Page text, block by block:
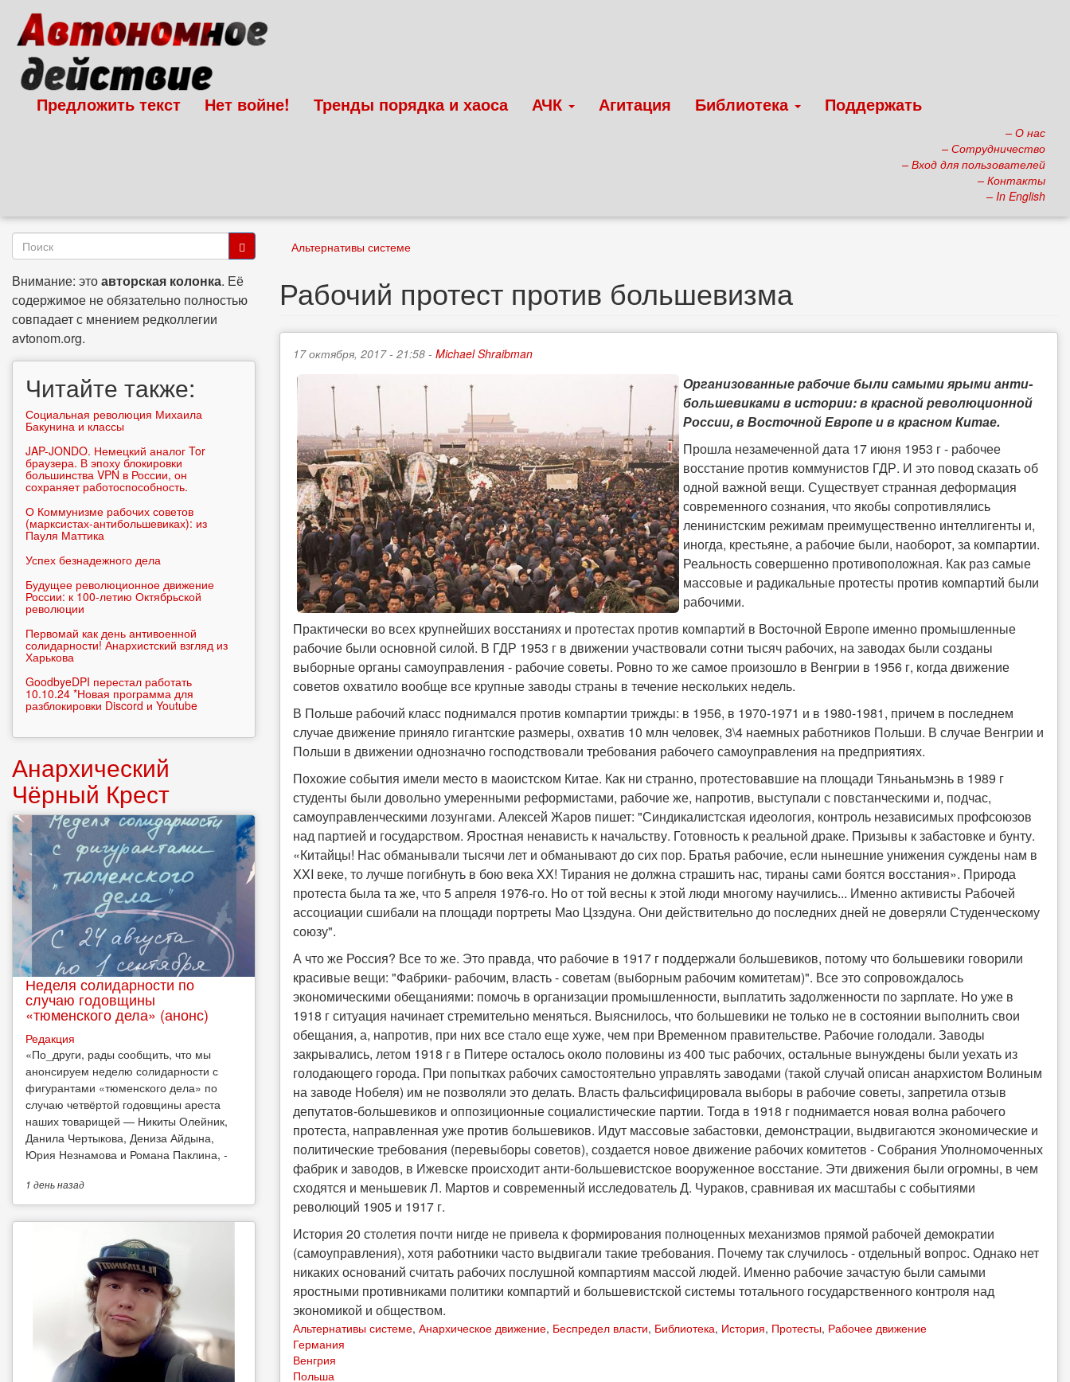
основному
содержанию
Предложить текст Нет войне! Тренды порядка и хаоса АЧК Агитация Библиотека Поддержать
– О нас
– Сотрудничество
– Вход для пользователей
– Контакты
– In English
Альтернативы системе
Рабочий протест против большевизма
17 октября, 2017 - 21:58 - Michael Shraibman
Организованные рабочие были самыми ярыми анти-
большевиками в истории: в красной революционной
России, в Восточной Европе и в красном Китае.
Прошла незамеченной дата 17 июня 1953 г - рабочее
восстание против коммунистов ГДР. И это повод сказать об
одной важной вещи. Существует странная деформация
современного сознания, что якобы сопротивлялись
ленинистским режимам преимущественно интеллигенты и,
иногда, крестьяне, а рабочие были, наоборот, за компартии.
Реальность совершенно противоположная. Как раз самые
массовые и радикальные протесты против компартий были
рабочими.
Практически во всех крупнейших восстаниях и протестах против компартий в Восточной Европе именно промышленные
рабочие были основной силой. В ГДР 1953 г в движении участвовали сотни тысяч рабочих, на заводах были созданы
выборные органы самоуправления - рабочие советы. Ровно то же самое произошло в Венгрии в 1956 г, когда движение
советов охватило вообще все крупные заводы страны в течение нескольких недель.
В Польше рабочий класс поднимался против компартии трижды: в 1956, в 1970-1971 и в 1980-1981, причем в последнем
случае движение приняло гигантские размеры, охватив 10 млн человек, 3\4 наемных работников Польши. В случае Венгрии и
Польши в движении однозначно господствовали требования рабочего самоуправления на предприятиях.
Похожие события имели место в маоистском Китае. Как ни странно, протестовавшие на площади Тяньаньмэнь в 1989 г
студенты были довольно умеренными реформистами, рабочие же, напротив, выступали с повстанческими и, подчас,
самоуправленческими лозунгами. Алексей Жаров пишет: "Синдикалистская идеология, контроль независимых профсоюзов
над партией и государством. Яростная ненависть к начальству. Готовность к реальной драке. Призывы к забастовке и бунту.
«Китайцы! Нас обманывали тысячи лет и обманывают до сих пор. Братья рабочие, если нынешние унижения суждены нам в
XXI веке, то лучше погибнуть в бою века XX! Тирания не должна страшить нас, тираны сами боятся восстания». Природа
протеста была та же, что 5 апреля 1976-го. Но от той весны к этой люди многому научились... Именно активисты Рабочей
ассоциации сшибали на площади портреты Мао Цзэдуна. Они действительно до последних дней не доверяли Студенческому
союзу".
А что же Россия? Все то же. Это правда, что рабочие в 1917 г поддержали большевиков, потому что большевики говорили
красивые вещи: "Фабрики- рабочим, власть - советам (выборным рабочим комитетам)". Все это сопровождалось
экономическими обещаниями: помочь в организации промышленности, выплатить задолженности по зарплате. Но уже в
1918 г ситуация начинает стремительно меняться. Выяснилось, что большевики не только не в состоянии выполнить свои
обещания, а, напротив, при них все стало еще хуже, чем при Временном правительстве. Рабочие голодали. Заводы
закрывались, летом 1918 г в Питере осталось около половины из 400 тыс рабочих, остальные вынуждены были уехать из
голодающего города. При попытках рабочих самостоятельно управлять заводами (такой случай описан анархистом Волиным
на заводе Нобеля) им не позволяли это делать. Власть фальсифицировала выборы в рабочие советы, запретила отзыв
депутатов-большевиков и оппозиционные социалистические партии. Тогда в 1918 г поднимается новая волна рабочего
протеста, направленная уже против большевиков. Идут массовые забастовки, демонстрации, выдвигаются экономические и
политические требования (перевыборы советов), создается новое движение рабочих комитетов - Собрания Уполномоченных
фабрик и заводов, в Ижевске происходит анти-большевистское вооруженное восстание. Эти движения были огромны, в чем
сходятся и меньшевик Л. Мартов и современный исследователь Д. Чураков, сравнивая их масштабы с событиями
революций 1905 и 1917 г.
История 20 столетия почти нигде не привела к формирования полноценных механизмов прямой рабочей демократии
(самоуправления), хотя работники часто выдвигали такие требования. Почему так случилось - отдельный вопрос. Однако нет
никаких оснований считать рабочих послушной компартиям массой людей. Именно рабочие зачастую были самыми
яростными противниками политики компартий и большевистской системы тотального государственного контроля над
экономикой и обществом.
Альтернативы системе, Анархическое движение, Беспредел власти, Библиотека, История, Протесты, Рабочее движение
Германия
Венгрия
Польша
Форма
поиска
Внимание: этоавторская колонка. Её
содержимое не обязательно полностью
совпадает с мнением редколлегии
avtonom.org.
Читайте также:
Социальная революция Михаила
Бакунина и классы
JAP-JONDO. Немецкий аналог Tor
браузера. В эпоху блокировки
большинства VPN в России, он
сохраняет работоспособность.
О Коммунизме рабочих советов
(марксистах-антибольшевиках): из
Пауля Маттика
Успех безнадежного дела
Будущее революционное движение
России: к 100-летию Октябрьской
революции
Первомай как день антивоенной
солидарности! Анархистский взгляд из
Харькова
GoodbyeDPI перестал работать
10.10.24 *Новая программа для
разблокировки Discord и Youtube
Анархический
Чёрный Крест
Неделя солидарности по
случаю годовщины
«тюменского дела» (анонс)
Редакция
​«По_други, рады сообщить, что мы
анонсируем неделю солидарности с
фигурантами «тюменского дела» по
случаю четвёртой годовщины ареста
наших товарищей — Никиты Олейник,
Данила Чертыкова, Дениза Айдына,
Юрия Незнамова и Романа Паклина, -
1 деньназад